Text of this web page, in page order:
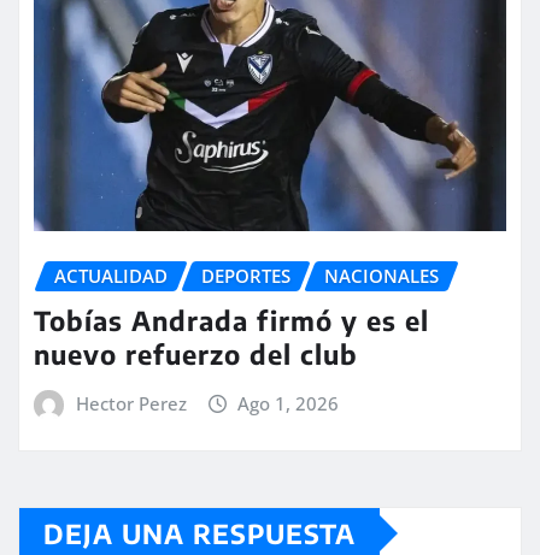
ACTUALIDAD DEPORTES NACIONALES
Tobías Andrada firmó y es el
nuevo refuerzo del club
Hector Perez Ago 1, 2026
DEJA UNA RESPUESTA